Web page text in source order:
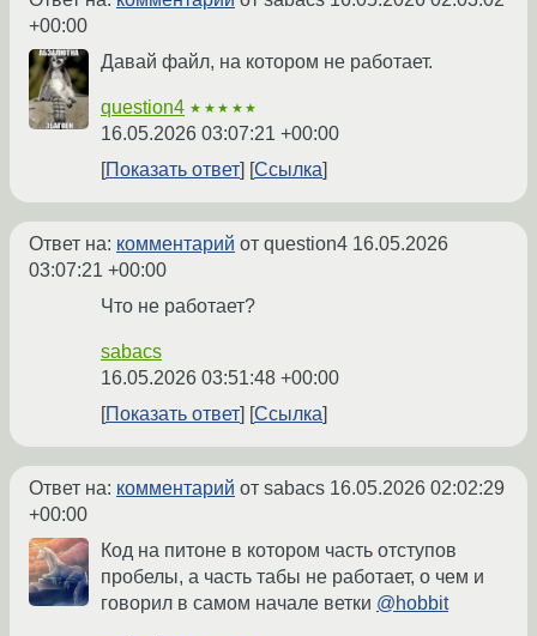
+00:00
Давай файл, на котором не работает.
question4 ★★★★★
16.05.2026 03:07:21 +00:00
Показать ответ
Ссылка
Ответ на: комментарий от question4 16.05.2026
03:07:21 +00:00
Что не работает?
sabacs
16.05.2026 03:51:48 +00:00
Показать ответ
Ссылка
Ответ на: комментарий от sabacs 16.05.2026 02:02:29
+00:00
Код на питоне в котором часть отступов
пробелы, а часть табы не работает, о чем и
говорил в самом начале ветки @hobbit